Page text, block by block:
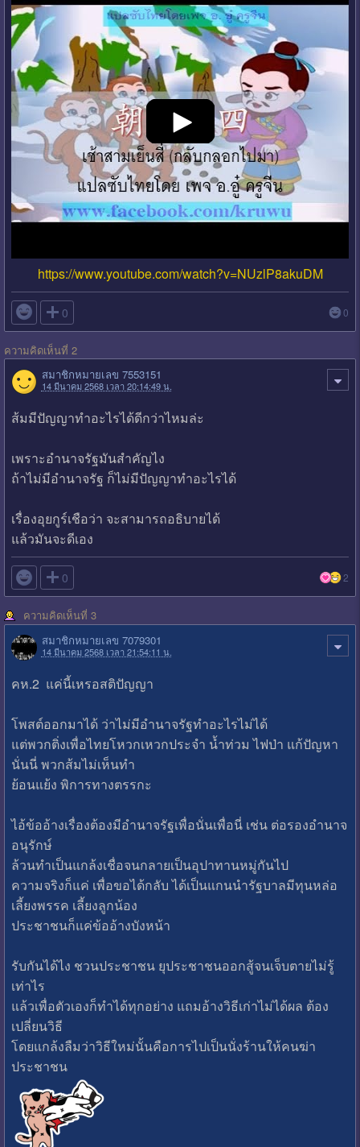
https://www.youtube.com/watch?v=NUzlP8akuDM
 0 0
ความคิดเห็นที่ 2
สมาชิกหมายเลข 7553151
14 มีนาคม 2568 เวลา 20:14:49 น.
ส้มมีปัญญาทำอะไรได้ดีกว่าไหมล่ะ
เพราะอำนาจรัฐมันสำคัญไง
ถ้าไม่มีอำนาจรัฐ ก็ไม่มีปัญญาทำอะไรได้
เรื่องอุยกูร์เชือว่า จะสามารถอธิบายได้
แล้วมันจะดีเอง
 0 2
ความคิดเห็นที่ 3
สมาชิกหมายเลข 7079301
14 มีนาคม 2568 เวลา 21:54:11 น.
คห.2 แค่นี้เหรอสติปัญญา
โพสต์ออกมาได้ ว่าไม่มีอำนาจรัฐทำอะไรไม่ได้
แต่พวกติ่งเพื่อไทยโหวกเหวกประจำ น้ำท่วม ไฟป่า แก้ปัญหา
นั่นนี่ พวกส้มไม่เห็นทำ
ย้อนแย้ง พิการทางตรรกะ
ไอ้ข้ออ้างเรื่องต้องมีอำนาจรัฐเพื่อนั่นเพื่อนี่ เช่น ต่อรองอำนาจ
อนุรักษ์
ล้วนทำเป็นแกล้งเชื่อจนกลายเป็นอุปาทานหมู่กันไป
ความจริงก็แค่ เพื่อขอได้กลับ ได้เป็นแกนนำรัฐบาลมีทุนหล่อ
เลี้ยงพรรค เลี้ยงลูกน้อง
ประชาชนก็แค่ข้ออ้างบังหน้า
รับกันได้ไง ชวนประชาชน ยุประชาชนออกสู้จนเจ็บตายไม่รู้
เท่าไร
แล้วเพื่อตัวเองก็ทำได้ทุกอย่าง แถมอ้างวิธีเก่าไม่ได้ผล ต้อง
เปลี่ยนวิธี
โดยแกล้งลืมว่าวิธีใหม่นั้นคือการไปเป็นนั่งร้านให้คนฆ่า
ประชาชน